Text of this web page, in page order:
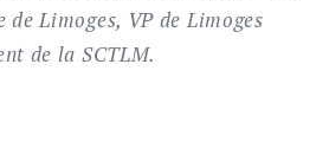
Limoges, VP de Limoges
de la SCTLM.